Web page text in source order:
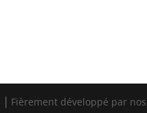
⎮ Fièrement développé par